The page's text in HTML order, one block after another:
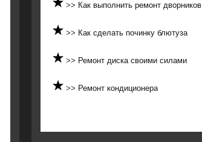
>> Как выполнить ремонт дворников
>> Как сделать починку блютуза
>> Ремонт диска своими силами
>> Ремонт кондиционера